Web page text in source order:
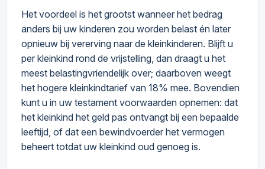
Het voordeel is het grootst wanneer het bedrag
anders bij uw kinderen zou worden belast én later
opnieuw bij vererving naar de kleinkinderen. Blijft u
per kleinkind rond de vrijstelling, dan draagt u het
meest belastingvriendelijk over; daarboven weegt
het hogere kleinkindtarief van 18% mee. Bovendien
kunt u in uw testament voorwaarden opnemen: dat
het kleinkind het geld pas ontvangt bij een bepaalde
leeftijd, of dat een bewindvoerder het vermogen
beheert totdat uw kleinkind oud genoeg is.